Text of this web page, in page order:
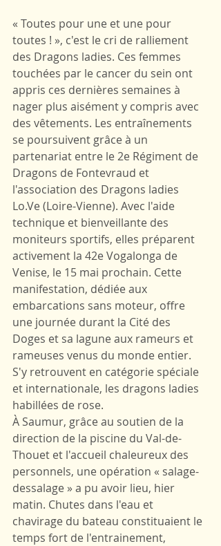
« Toutes pour une et une pour
toutes ! », c'est le cri de ralliement
des Dragons ladies. Ces femmes
touchées par le cancer du sein ont
appris ces dernières semaines à
nager plus aisément y compris avec
des vêtements. Les entraînements
se poursuivent grâce à un
partenariat entre le 2e Régiment de
Dragons de Fontevraud et
l'association des Dragons ladies
Lo.Ve (Loire-Vienne). Avec l'aide
technique et bienveillante des
moniteurs sportifs, elles préparent
activement la 42e Vogalonga de
Venise, le 15 mai prochain. Cette
manifestation, dédiée aux
embarcations sans moteur, offre
une journée durant la Cité des
Doges et sa lagune aux rameurs et
rameuses venus du monde entier.
S'y retrouvent en catégorie spéciale
et internationale, les dragons ladies
habillées de rose.
À Saumur, grâce au soutien de la
direction de la piscine du Val-de-
Thouet et l'accueil chaleureux des
personnels, une opération « salage-
dessalage » a pu avoir lieu, hier
matin. Chutes dans l'eau et
chavirage du bateau constituaient le
temps fort de l'entrainement,